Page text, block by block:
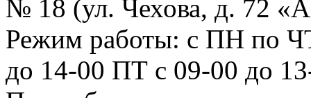
№ 18 (ул. Чехова, д. 72
Режим работы: с ПН по
до 14-00 ПТ с 09-00 до